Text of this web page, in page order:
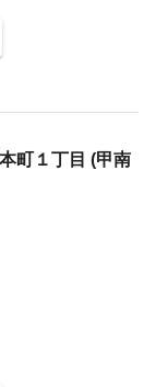
町１丁目 (甲南